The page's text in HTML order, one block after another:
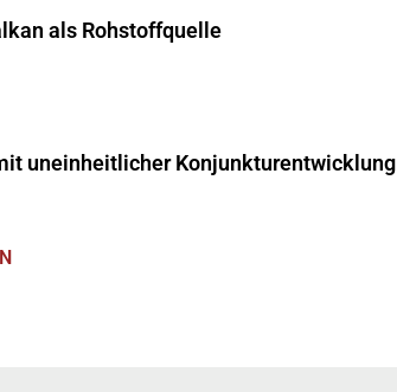
als Rohstoffquelle
uneinheitlicher Konjunkturentwicklung